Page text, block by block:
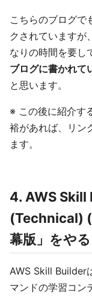
こちらのブログで
クされていますが
なりの時間を要し
ブログに書かれて
と思います。
※ この後に紹介す
裕があれば、リン
ます。
4. AWS Skill
(Technical)
幕版」をやる
AWS Skill Builder
マンドの学習コン